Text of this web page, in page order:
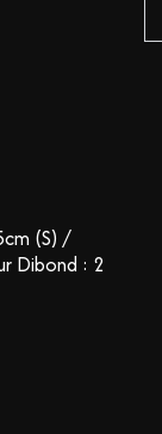
(S) /
Dibond : 2